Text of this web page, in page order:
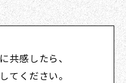
共感したら、
てください。